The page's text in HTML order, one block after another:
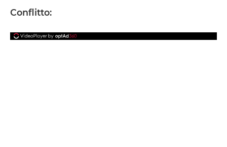
Facebook
Conflitto: